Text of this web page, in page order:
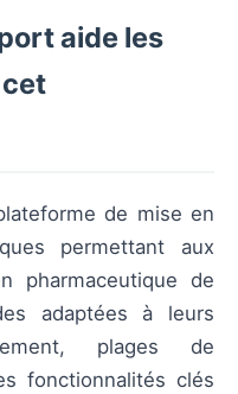
aide les
de mise en
permettant aux
pharmaceutique de
adaptées à leurs
plages de
fonctionnalités clés